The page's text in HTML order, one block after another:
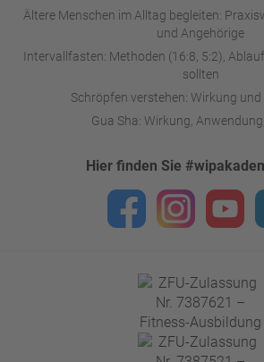
Ältere Menschen im Alltag begleiten:
und Angehörige
Intervallfasten: Methoden (16:8, 5:2),
sollten
Schröpfen verstehen: Wirkung
Gua Sha: Wirkung,
Hier finden Sie